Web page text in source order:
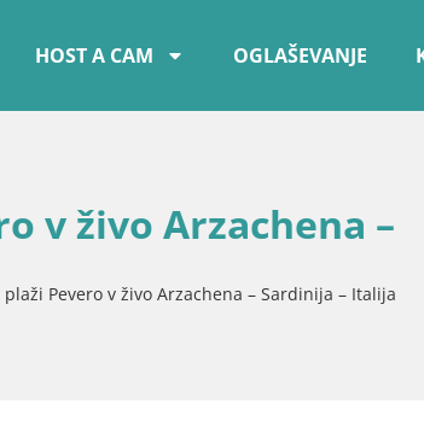
HOST A CAM OGLAŠEVANJE
v živo Arzachena –
Pevero v živo Arzachena – Sardinija – Italija